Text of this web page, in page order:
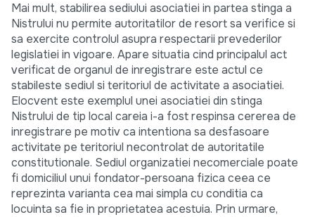
Mai mult, stabilirea sediului asociatiei in partea stinga a
Nistrului nu permite autoritatilor de resort sa verifice si
sa exercite controlul asupra respectarii prevederilor
legislatiei in vigoare. Apare situatia cind principalul act
verificat de organul de inregistrare este actul ce
stabileste sediul si teritoriul de activitate a asociatiei.
Elocvent este exemplul unei asociatiei din stinga
Nistrului de tip local careia i-a fost respinsa cererea de
inregistrare pe motiv ca intentiona sa desfasoare
activitate pe teritoriul necontrolat de autoritatile
constitutionale. Sediul organizatiei necomerciale poate
fi domiciliul unui fondator-persoana fizica ceea ce
reprezinta varianta cea mai simpla cu conditia ca
locuinta sa fie in proprietatea acestuia. Prin urmare,